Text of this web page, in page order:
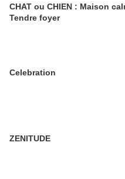
CHAT ou CHIEN : Maison
Tendre foyer
Celebration
ZENITUDE